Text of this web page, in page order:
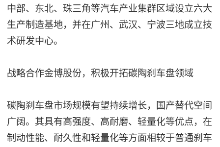
中部、东北、珠三角等汽车产业集群区域设立六大
生产制造基地，并在广州、武汉、宁波三地成立技
术研发中心。
战略合作金博股份，积极开拓碳陶刹车盘领域
碳陶刹车盘市场规模有望持续增长，国产替代空间
广阔。其具有高强度、高耐磨、轻量化等优点，在
制动性能、耐久性和轻量化等方面相较于普通刹车